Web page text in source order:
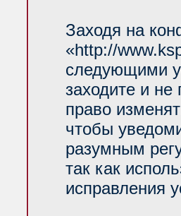
Заходя на
«http://
следующими
заходите и
право
чтобы
разумным
так как
исправления